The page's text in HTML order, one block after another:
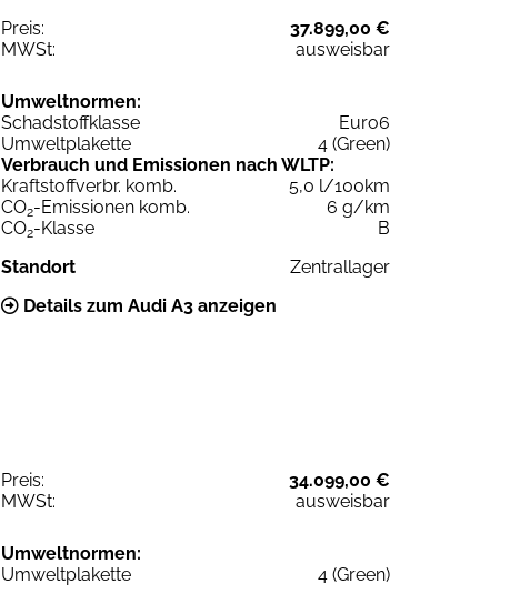
Preis:
37.899,00 €
MWSt:
ausweisbar
Umweltnormen:
Schadstoffklasse
Euro6
Umweltplakette
4 (Green)
Verbrauch und Emissionen nach WLTP:
Kraftstoffverbr. komb.
5,0 l/100km
CO2-Emissionen komb.
6 g/km
CO2-Klasse
B
Standort
Zentrallager
Details zum Audi A3 anzeigen
Preis:
34.099,00 €
MWSt:
ausweisbar
Umweltnormen:
Umweltplakette
4 (Green)